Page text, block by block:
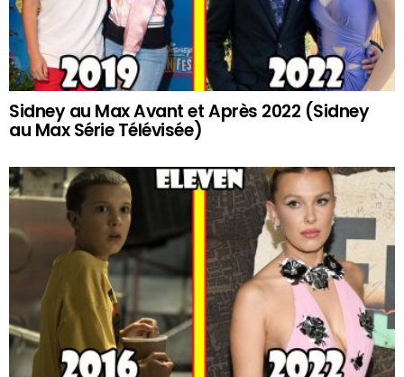
Sidney au Max Avant et Après 2022 (Sidney
au Max Série Télévisée)